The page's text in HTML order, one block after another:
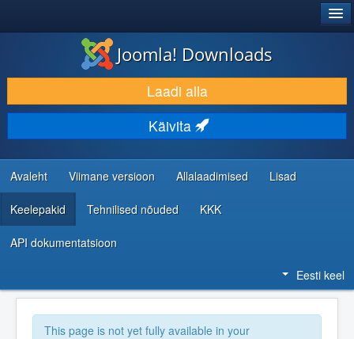
LAADI ALLA JA LAIENDA
AVASTA JA ÕPI
KOGUKOND JA KASUTAJATUGI
RESSURSID ARENDAJATELE
Joomla! Downloads
Laadi alla
Käivita
Avaleht Viimane versioon Allalaadimised Lisad
Keelepakid Tehnilised nõuded KKK
API dokumentatsioon
Eesti keel
This page is not yet fully available in your